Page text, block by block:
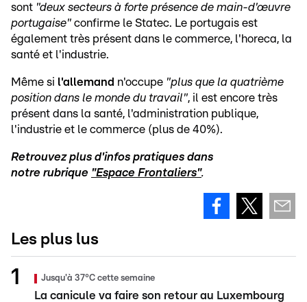
sont "deux secteurs à forte présence de main-d'œuvre
portugaise" confirme le Statec. Le portugais est
également très présent dans le commerce, l'horeca, la
santé et l'industrie.
Même si l'allemand n'occupe "plus que la quatrième
position dans le monde du travail", il est encore très
présent dans la santé, l'administration publique,
l'industrie et le commerce (plus de 40%).
Retrouvez plus d'infos pratiques dans
notre rubrique "Espace Frontaliers".
Les plus lus
Jusqu'à 37°C cette semaine
La canicule va faire son retour au Luxembourg